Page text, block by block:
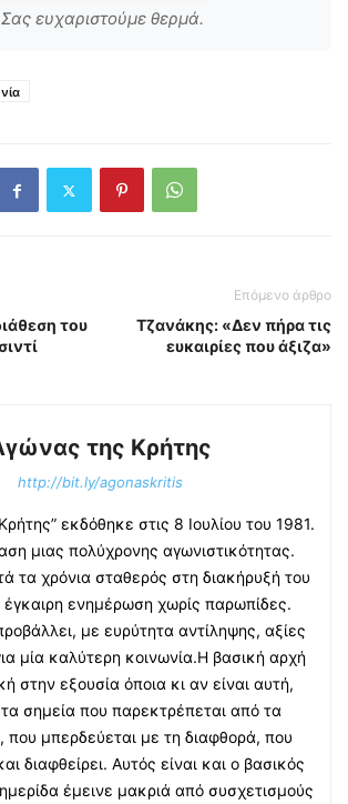
Σας ευχαριστούμε θερμά.
του
Επόμενο άρθρο
Τζανάκης: «Δεν πήρα τις
ευκαιρίες που άξιζα»
της Κρήτης
http://bit.ly/agonaskritis
εκδόθηκε στις 8 Ιουλίου του 1981.
μιας πολύχρονης αγωνιστικότητας.
τα χρόνια σταθερός στη διακήρυξή του
έγκαιρη ενημέρωση χωρίς παρωπίδες.
με ευρύτητα αντίληψης, αξίες
μία καλύτερη κοινωνία.Η βασική αρχή
στην εξουσία όποια κι αν είναι αυτή,
σημεία που παρεκτρέπεται από τα
που μπερδεύεται με τη διαφθορά, που
διαφθείρει. Αυτός είναι και ο βασικός
έμεινε μακριά από συσχετισμούς